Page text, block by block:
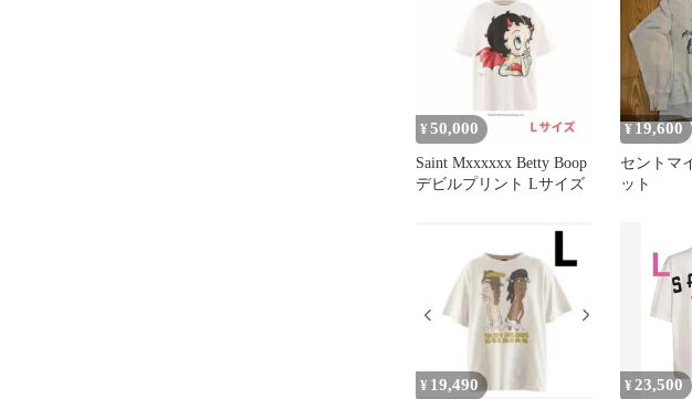
¥ 50,000
Saint Mxxxxxx Betty Boop
デビルプリント Lサイズ
¥ 19,600
セントマ
ット
¥ 19,490 ¥ 23,500